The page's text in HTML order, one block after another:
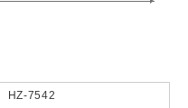
HZ-7542